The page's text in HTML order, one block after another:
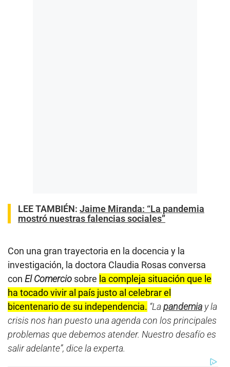
LEE TAMBIÉN: Jaime Miranda: “La pandemia
mostró nuestras falencias sociales”
Con una gran trayectoria en la docencia y la
investigación, la doctora Claudia Rosas conversa
con El Comercio sobre la compleja situación que le
ha tocado vivir al país justo al celebrar el
bicentenario de su independencia. “Lapandemia y la
crisis nos han puesto una agenda con los principales
problemas que debemos atender. Nuestro desafío es
salir adelante”, dice la experta.